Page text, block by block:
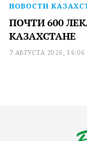
НОВОСТИ
ПОЧТИ 600
КАЗАХСТАНЕ
7 АВГУСТА 2026, 16:06